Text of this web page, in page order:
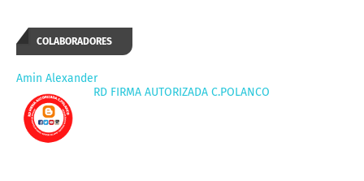
COLABORADORES
Amin Alexander
RD FIRMA AUTORIZADA C.POLANCO